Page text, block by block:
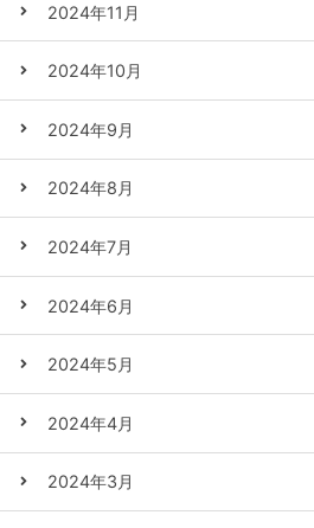
2024年11月
2024年10月
2024年9月
2024年8月
2024年7月
2024年6月
2024年5月
2024年4月
2024年3月